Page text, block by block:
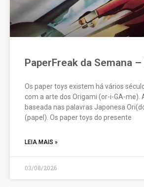
PaperFreak da Semana
Os paper toys existem há vários
com a arte dos Origami (or-i-GA-me).
baseada nas palavras Japonesa
(papel). Os paper toys do presente
LEIA MAIS »
03/08/2026